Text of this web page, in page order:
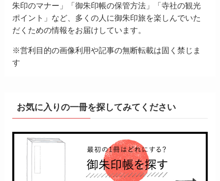
朱印のマナー」「御朱印帳の保管方法」「寺社の観光
ポイント」など、多くの人に御朱印旅を楽しんでいた
だくための情報をお届けしています。
※営利目的の画像利用や記事の無断転載は固く禁じま
す
お気に入りの一冊を探してみてください